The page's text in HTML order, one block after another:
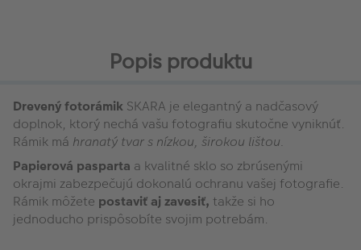
Popis produktu
Drevený fotorámik SKARA je elegantný a nadčasový
doplnok, ktorý nechá vašu fotografiu skutočne vyniknúť.
Rámik má hranatý tvar s nízkou, širokou lištou.
Papierová pasparta a kvalitné sklo so zbrúsenými
okrajmi zabezpečujú dokonalú ochranu vašej fotografie.
Rámik môžete postaviť aj zavesiť, takže si ho
jednoducho prispôsobíte svojim potrebám.